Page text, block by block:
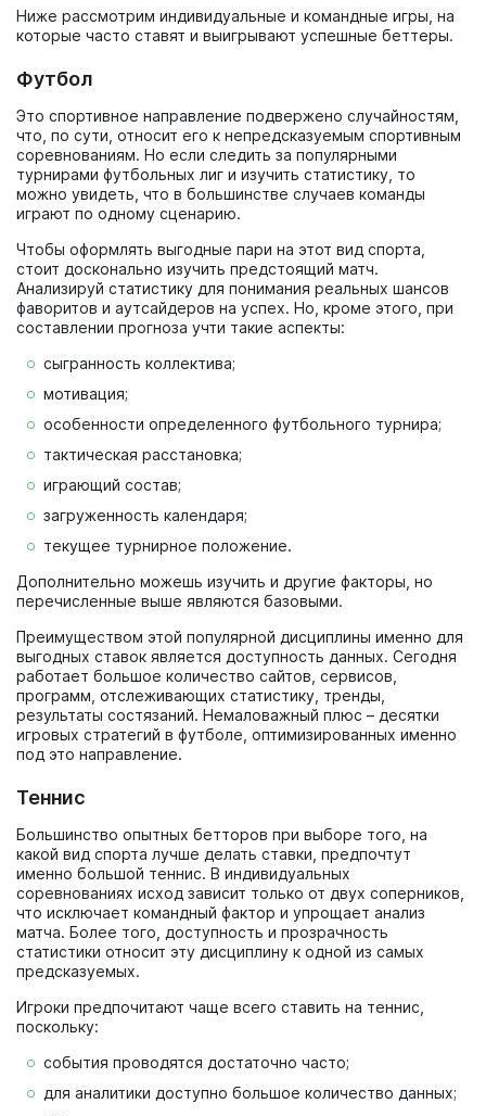
Ниже рассмотрим индивидуальные и командные игры, на
которые часто ставят и выигрывают успешные беттеры.
Футбол
Это спортивное направление подвержено случайностям,
что, по сути, относит его к непредсказуемым спортивным
соревнованиям. Но если следить за популярными
турнирами футбольных лиг и изучить статистику, то
можно увидеть, что в большинстве случаев команды
играют по одному сценарию.
Чтобы оформлять выгодные пари на этот вид спорта,
стоит досконально изучить предстоящий матч.
Анализируй статистику для понимания реальных шансов
фаворитов и аутсайдеров на успех. Но, кроме этого, при
составлении прогноза учти такие аспекты:
сыгранность коллектива;
мотивация;
особенности определенного футбольного турнира;
тактическая расстановка;
играющий состав;
загруженность календаря;
текущее турнирное положение.
Дополнительно можешь изучить и другие факторы, но
перечисленные выше являются базовыми.
Преимуществом этой популярной дисциплины именно для
выгодных ставок является доступность данных. Сегодня
работает большое количество сайтов, сервисов,
программ, отслеживающих статистику, тренды,
результаты состязаний. Немаловажный плюс – десятки
игровых стратегий в футболе, оптимизированных именно
под это направление.
Теннис
Большинство опытных бетторов при выборе того, на
какой вид спорта лучше делать ставки, предпочтут
именно большой теннис. В индивидуальных
соревнованиях исход зависит только от двух соперников,
что исключает командный фактор и упрощает анализ
матча. Более того, доступность и прозрачность
статистики относит эту дисциплину к одной из самых
предсказуемых.
Игроки предпочитают чаще всего ставить на теннис,
поскольку:
события проводятся достаточно часто;
для аналитики доступно большое количество данных;